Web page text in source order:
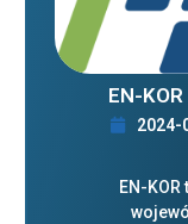
EN-
2024-
EN-